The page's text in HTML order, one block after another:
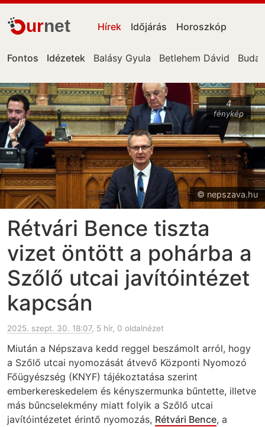
urnet Hírek Időjárás Horoszkóp
Fontos Idézetek Balásy Gyula Betlehem Dávid
4
fénykép
© nepszava.hu
Rétvári Bence tiszta
vizet öntött a pohárba a
Szőlő utcai javítóintézet
kapcsán
2025. szept. 30. 18:07, 5 hír, 0 oldalnézet
Miután a Népszava kedd reggel beszámolt arról, hogy
a Szőlő utcai nyomozását átvevő Központi Nyomozó
Főügyészség (KNYF) tájékoztatása szerint
emberkereskedelem és kényszermunka bűntette, illetve
más bűncselekmény miatt folyik a Szőlő utcai
javítóintézetet érintő nyomozás, Rétvári Bence, a